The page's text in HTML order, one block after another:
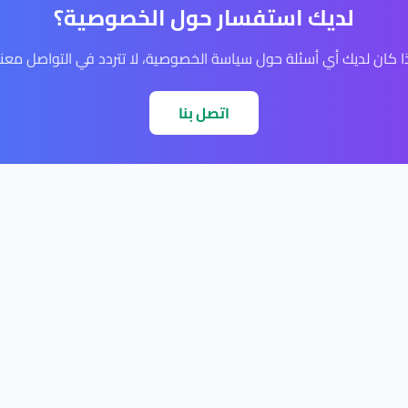
لديك استفسار حول الخصوصية؟
كان لديك أي أسئلة حول سياسة الخصوصية، لا تتردد في التواصل
اتصل بنا